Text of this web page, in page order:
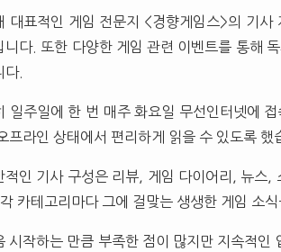
대표적인 게임 전문지 <경향게임스>의 기
니다. 또한 다양한 게임 관련 이벤트를 통해
다.
일주일에 한 번 매주 화요일 무선인터넷에
프라인 상태에서 편리하게 읽을 수 있도록 했
적인 기사 구성은 리뷰, 게임 다이어리, 뉴스
카테고리마다 그에 걸맞는 생생한 게임 소
시작하는 만큼 부족한 점이 많지만 지속적인